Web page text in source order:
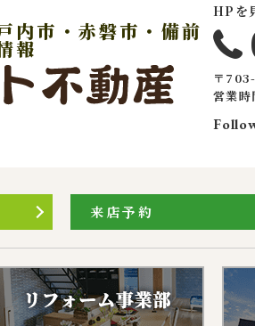
についてのサービスをお客さまにご利用
積、各種の工事やサービス提供等の機会
て、お客さまの個人情報（お客さまの
しますが、これらの個人情報は下記の目
システム管理会社（以下「サイト管理
から(4)に附随する業務の実施
サイト管理会社が提供するサービス改
提供します。
された個人データにつきましては、サ
内市・赤磐市・備前
報
HPを
〒
営業
来店予約